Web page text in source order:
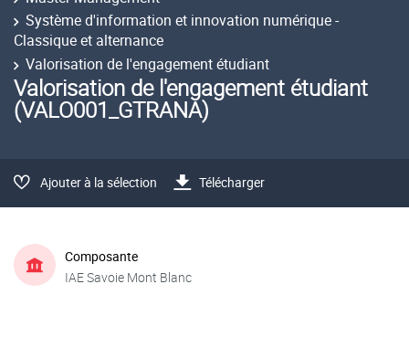
Système d'information et innovation numérique -
Classique et alternance
Valorisation de l'engagement étudiant
Valorisation de l'engagement étudiant
(VALO001_GTRANA)
Ajouter à la sélection Télécharger
Composante
IAE Savoie Mont Blanc